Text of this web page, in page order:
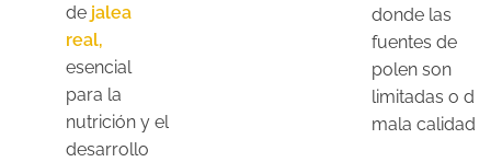
de jalea
real,
esencial
para la
nutrición y el
desarrollo
donde las
fuentes de
polen son
limitadas o de
mala calidad.